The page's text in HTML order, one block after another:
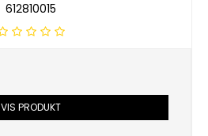
612810015
VIS PRODUKT